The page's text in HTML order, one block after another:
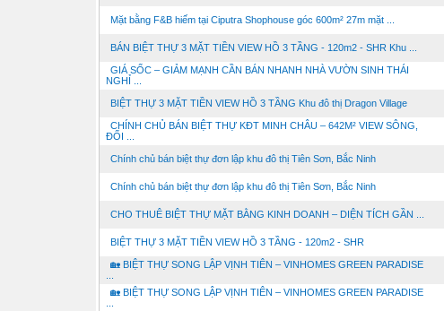
Mặt bằng F&B hiếm tại Ciputra Shophouse góc 600m² 27m mặt ...
BÁN BIỆT THỰ 3 MẶT TIỀN VIEW HỒ 3 TẦNG - 120m2 - SHR Khu ...
GIÁ SỐC – GIẢM MẠNH CẦN BÁN NHANH NHÀ VƯỜN SINH THÁI
NGHỈ ...
BIỆT THỰ 3 MẶT TIỀN VIEW HỒ 3 TẦNG Khu đô thị Dragon Village
CHÍNH CHỦ BÁN BIỆT THỰ KĐT MINH CHÂU – 642M² VIEW SÔNG,
ĐỐI ...
Chính chủ bán biệt thự đơn lập khu đô thị Tiên Sơn, Bắc Ninh
Chính chủ bán biệt thự đơn lập khu đô thị Tiên Sơn, Bắc Ninh
CHO THUÊ BIỆT THỰ MẶT BẰNG KINH DOANH – DIỆN TÍCH GẦN ...
BIỆT THỰ 3 MẶT TIỀN VIEW HỒ 3 TẦNG - 120m2 - SHR
🏡 BIỆT THỰ SONG LẬP VỊNH TIÊN – VINHOMES GREEN PARADISE
🏡 BIỆT THỰ SONG LẬP VỊNH TIÊN – VINHOMES GREEN PARADISE